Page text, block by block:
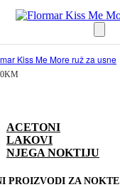
Kiss Me More ruž za usne
KM
ACETONI
LAKOVI
NJEGA NOKTIJU
PROIZVODI ZA NOKTE